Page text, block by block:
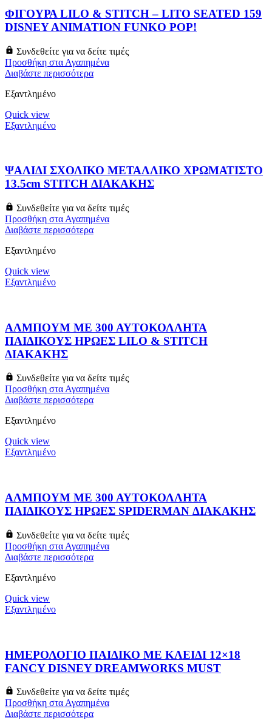
ΦΙΓΟΥΡΑ LILO & STITCH – LITO SEATED 159
DISNEY ANIMATION FUNKO POP!
Συνδεθείτε για να δείτε τιμές
Προσθήκη στα Αγαπημένα
Διαβάστε περισσότερα
Εξαντλημένο
Quick view
Εξαντλημένο
ΨΑΛΙΔΙ ΣΧΟΛΙΚΟ ΜΕΤΑΛΛΙΚΟ ΧΡΩΜΑΤΙΣΤΟ
13.5cm STITCH ΔΙΑΚΑΚΗΣ
Συνδεθείτε για να δείτε τιμές
Προσθήκη στα Αγαπημένα
Διαβάστε περισσότερα
Εξαντλημένο
Quick view
Εξαντλημένο
ΑΛΜΠΟΥΜ ΜΕ 300 ΑΥΤΟΚΟΛΛΗΤΑ
ΠΑΙΔΙΚΟΥΣ ΗΡΩΕΣ LILO & STITCH
ΔΙΑΚΑΚΗΣ
Συνδεθείτε για να δείτε τιμές
Προσθήκη στα Αγαπημένα
Διαβάστε περισσότερα
Εξαντλημένο
Quick view
Εξαντλημένο
ΑΛΜΠΟΥΜ ΜΕ 300 ΑΥΤΟΚΟΛΛΗΤΑ
ΠΑΙΔΙΚΟΥΣ ΗΡΩΕΣ SPIDERMAN ΔΙΑΚΑΚΗΣ
Συνδεθείτε για να δείτε τιμές
Προσθήκη στα Αγαπημένα
Διαβάστε περισσότερα
Εξαντλημένο
Quick view
Εξαντλημένο
ΗΜΕΡΟΛΟΓΙΟ ΠΑΙΔΙΚΟ ΜΕ ΚΛΕΙΔΙ 12×18
FANCY DISNEY DREAMWORKS MUST
Συνδεθείτε για να δείτε τιμές
Προσθήκη στα Αγαπημένα
Διαβάστε περισσότερα